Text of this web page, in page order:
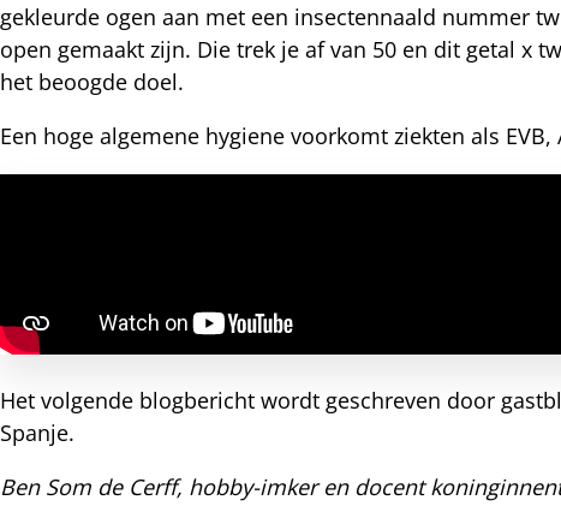
gekleurde ogen aan met een insectennaald nummer
open gemaakt zijn. Die trek je af van 50 en dit getal x
het beoogde doel.
Een hoge algemene hygiene voorkomt ziekten als
Het volgende blogbericht wordt geschreven door
Spanje.
Ben Som de Cerff, hobby-imker en docent